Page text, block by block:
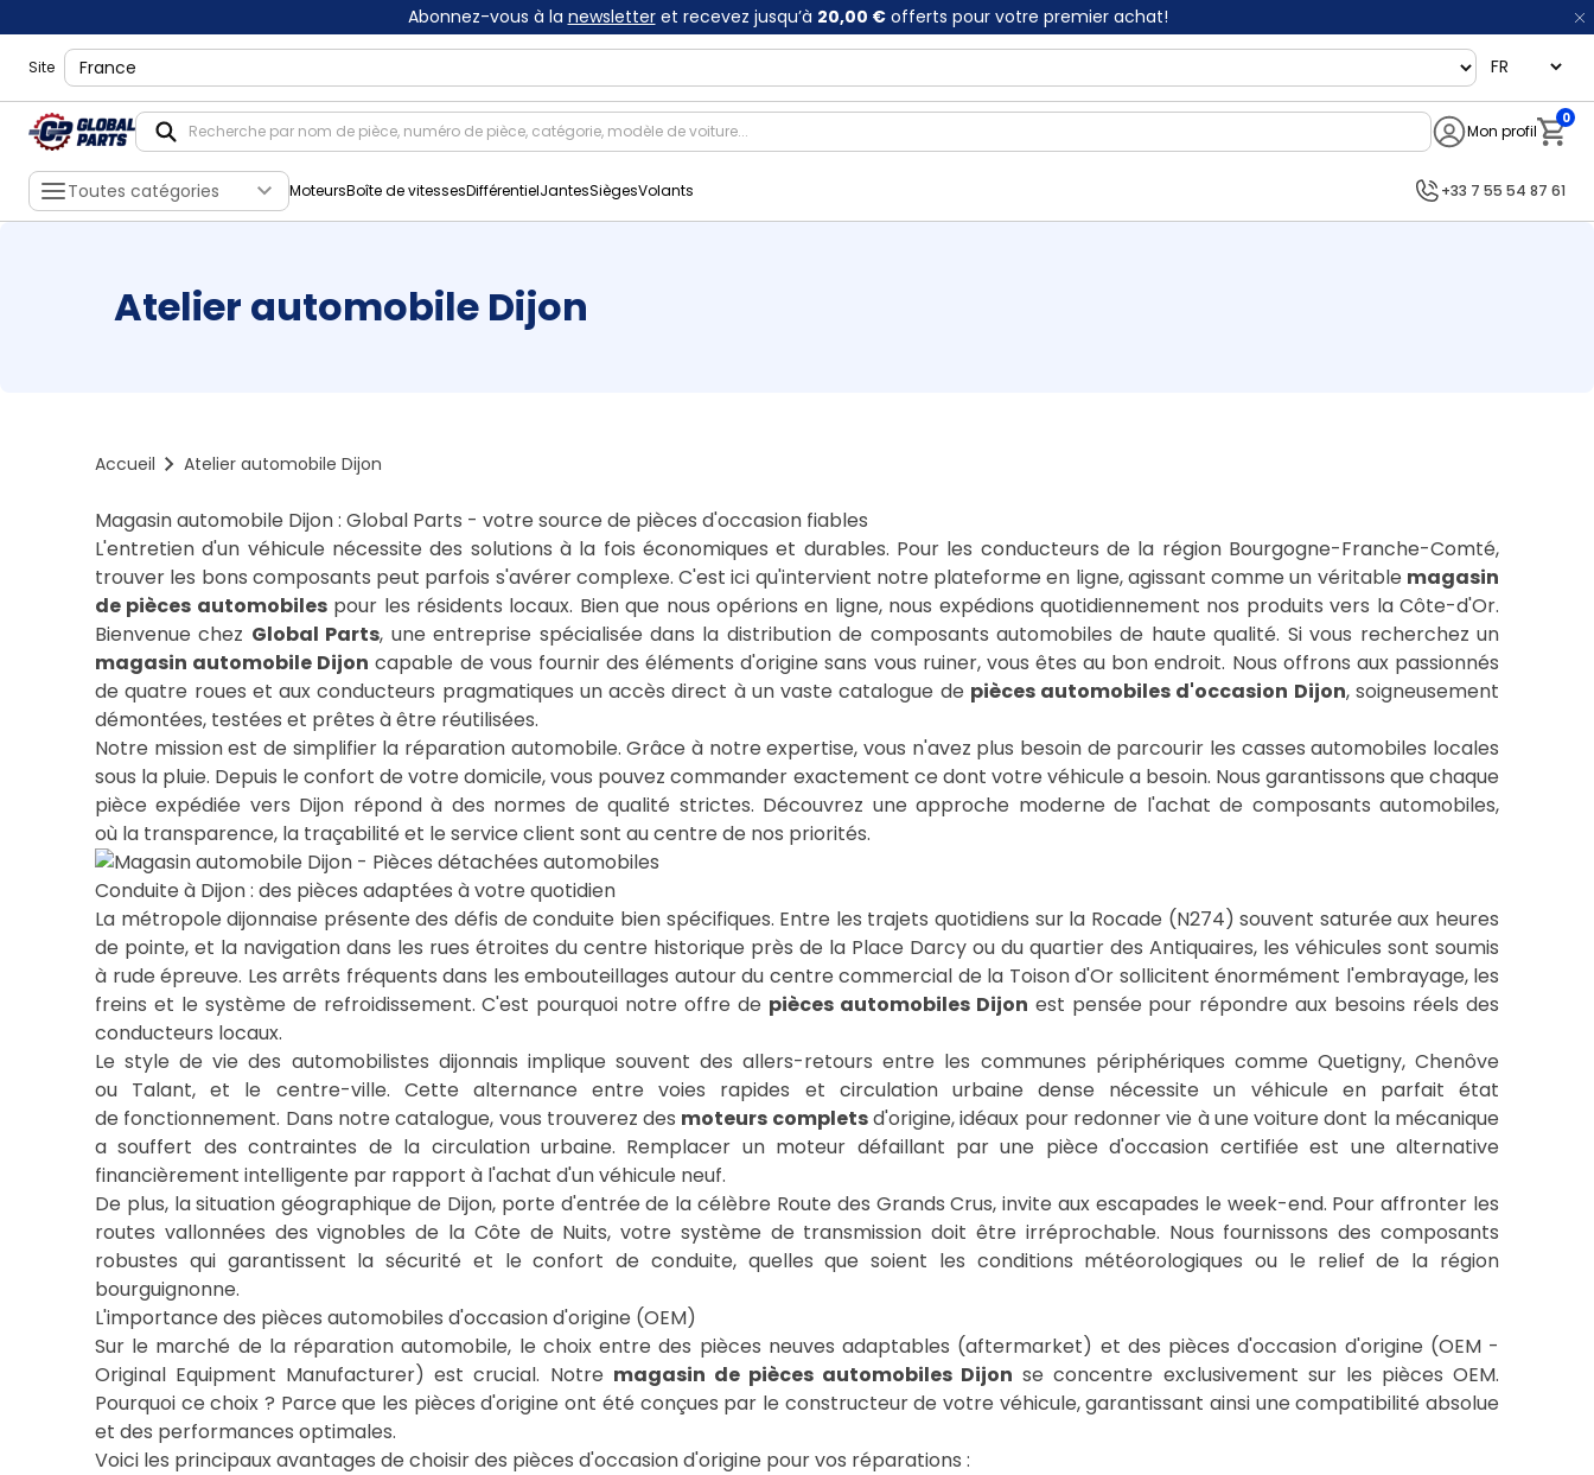
Abonnez-vous à la newsletteret recevez jusqu’à 20,00 €offerts pour votre premier achat!
Site shippingLocation language
Mon profil
0
Toutes catégories MoteursBoîte de vitessesDifférentielJantesSiègesVolants +33 7 55 54 87 61
Atelier automobile Dijon
Accueil Atelier automobile Dijon
Magasin automobile Dijon : Global Parts - votre source de pièces d'occasion fiables
L'entretien d'un véhicule nécessite des solutions à la fois économiques et durables. Pour les conducteurs de la région Bourgogne-Franche-Comté,
trouver les bons composants peut parfois s'avérer complexe. C'est ici qu'intervient notre plateforme en ligne, agissant comme un véritable magasin
de pièces automobilespour les résidents locaux. Bien que nous opérions en ligne, nous expédions quotidiennement nos produits vers la Côte-d'Or.
Bienvenue chez Global Parts, une entreprise spécialisée dans la distribution de composants automobiles de haute qualité. Si vous recherchez un
magasin automobile Dijon capable de vous fournir des éléments d'origine sans vous ruiner, vous êtes au bon endroit. Nous offrons aux passionnés
de quatre roues et aux conducteurs pragmatiques un accès direct à un vaste catalogue de pièces automobiles d'occasion Dijon, soigneusement
démontées, testées et prêtes à être réutilisées.
Notre mission est de simplifier la réparation automobile. Grâce à notre expertise, vous n'avez plus besoin de parcourir les casses automobiles locales
sous la pluie. Depuis le confort de votre domicile, vous pouvez commander exactement ce dont votre véhicule a besoin. Nous garantissons que chaque
pièce expédiée vers Dijon répond à des normes de qualité strictes. Découvrez une approche moderne de l'achat de composants automobiles,
Conduite à Dijon : des pièces adaptées à votre quotidien
La métropole dijonnaise présente des défis de conduite bien spécifiques. Entre les trajets quotidiens sur la Rocade (N274) souvent saturée aux heures
de pointe, et la navigation dans les rues étroites du centre historique près de la Place Darcy ou du quartier des Antiquaires, les véhicules sont soumis
à rude épreuve. Les arrêts fréquents dans les embouteillages autour du centre commercial de la Toison d'Or sollicitent énormément l'embrayage, les
freins et le système de refroidissement. C'est pourquoi notre offre de pièces automobiles Dijon est pensée pour répondre aux besoins réels des
conducteurs locaux.
Le style de vie des automobilistes dijonnais implique souvent des allers-retours entre les communes périphériques comme Quetigny, Chenôve
ou Talant, et le centre-ville. Cette alternance entre voies rapides et circulation urbaine dense nécessite un véhicule en parfait état
de fonctionnement. Dans notre catalogue, vous trouverez des moteurs completsd'origine, idéaux pour redonner vie à une voiture dont la mécanique
a souffert des contraintes de la circulation urbaine. Remplacer un moteur défaillant par une pièce d'occasion certifiée est une alternative
financièrement intelligente par rapport à l'achat d'un véhicule neuf.
De plus, la situation géographique de Dijon, porte d'entrée de la célèbre Route des Grands Crus, invite aux escapades le week-end. Pour affronter les
routes vallonnées des vignobles de la Côte de Nuits, votre système de transmission doit être irréprochable. Nous fournissons des composants
robustes qui garantissent la sécurité et le confort de conduite, quelles que soient les conditions météorologiques ou le relief de la région
bourguignonne.
L'importance des pièces automobiles d'occasion d'origine (OEM)
Sur le marché de la réparation automobile, le choix entre des pièces neuves adaptables (aftermarket) et des pièces d'occasion d'origine (OEM -
Original Equipment Manufacturer) est crucial. Notre magasin de pièces automobiles Dijon se concentre exclusivement sur les pièces OEM.
Pourquoi ce choix ? Parce que les pièces d'origine ont été conçues par le constructeur de votre véhicule, garantissant ainsi une compatibilité absolue
et des performances optimales.
Voici les principaux avantages de choisir des pièces d'occasion d'origine pour vos réparations :